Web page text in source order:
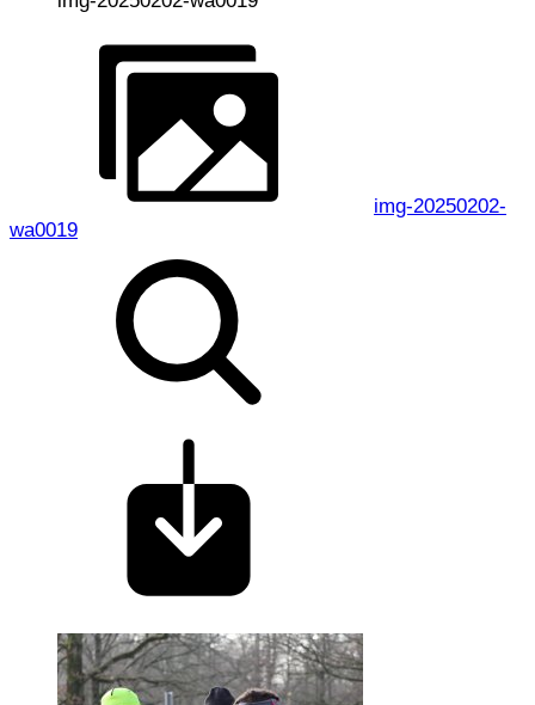
img-20250202-
wa0019